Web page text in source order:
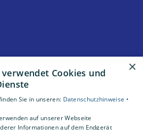
×
Cookies und
Sie in unseren: Datenschutzhinweise •
auf unserer Webseite
Informationen auf dem Endgerät